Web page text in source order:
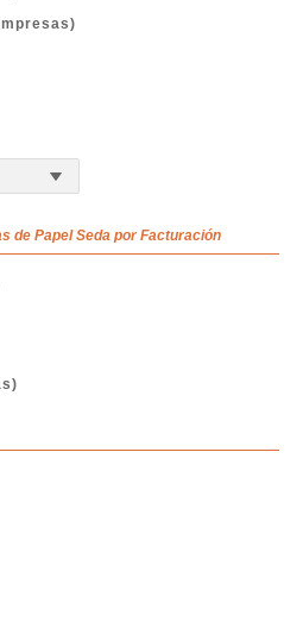
de Papel Seda por Facturación